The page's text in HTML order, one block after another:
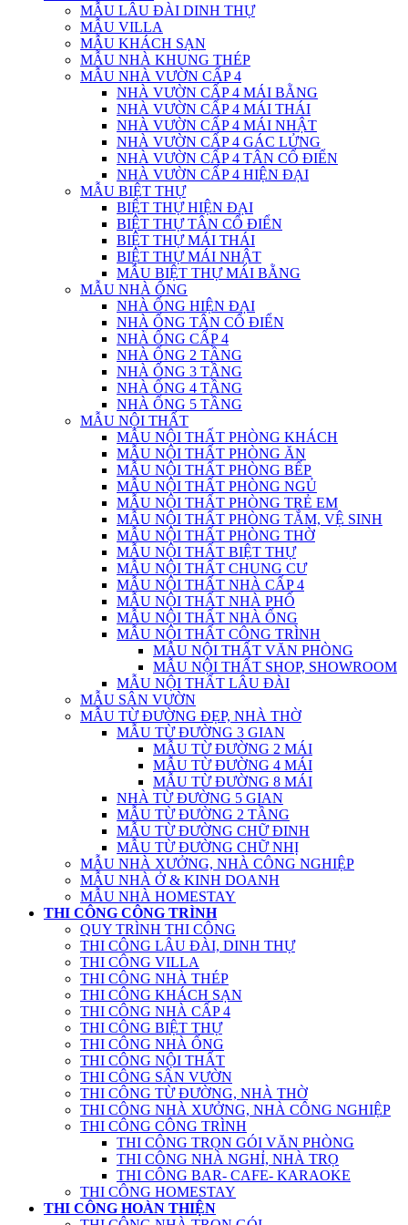
MẪU LÂU ĐÀI DINH THỰ
MẪU VILLA
MẪU KHÁCH SẠN
MẪU NHÀ KHUNG THÉP
MẪU NHÀ VƯỜN CẤP 4
NHÀ VƯỜN CẤP 4 MÁI BẰNG
NHÀ VƯỜN CẤP 4 MÁI THÁI
NHÀ VƯỜN CẤP 4 MÁI NHẬT
NHÀ VƯỜN CẤP 4 GÁC LỬNG
NHÀ VƯỜN CẤP 4 TÂN CỔ ĐIỂN
NHÀ VƯỜN CẤP 4 HIỆN ĐẠI
MẪU BIỆT THỰ
BIỆT THỰ HIỆN ĐẠI
BIỆT THỰ TÂN CỔ ĐIỂN
BIỆT THỰ MÁI THÁI
BIỆT THỰ MÁI NHẬT
MẪU BIỆT THỰ MÁI BẰNG
MẪU NHÀ ỐNG
NHÀ ỐNG HIỆN ĐẠI
NHÀ ỐNG TÂN CỔ ĐIỂN
NHÀ ỐNG CẤP 4
NHÀ ỐNG 2 TẦNG
NHÀ ỐNG 3 TẦNG
NHÀ ỐNG 4 TẦNG
NHÀ ỐNG 5 TẦNG
MẪU NỘI THẤT
MẪU NỘI THẤT PHÒNG KHÁCH
MẪU NỘI THẤT PHÒNG ĂN
MẪU NỘI THẤT PHÒNG BẾP
MẪU NỘI THẤT PHÒNG NGỦ
MẪU NỘI THẤT PHÒNG TRẺ EM
MẪU NỘI THẤT PHÒNG TẮM, VỆ SINH
MẪU NỘI THẤT PHÒNG THỜ
MẪU NỘI THẤT BIỆT THỰ
MẪU NỘI THẤT CHUNG CƯ
MẪU NỘI THẤT NHÀ CẤP 4
MẪU NỘI THẤT NHÀ PHỐ
MẪU NỘI THẤT NHÀ ỐNG
MẪU NỘI THẤT CÔNG TRÌNH
MẪU NỘI THẤT VĂN PHÒNG
MẪU NỘI THẤT SHOP, SHOWROOM
MẪU NỘI THẤT LÂU ĐÀI
MẪU SÂN VƯỜN
MẪU TỪ ĐƯỜNG ĐẸP, NHÀ THỜ
MẪU TỪ ĐƯỜNG 3 GIAN
MẪU TỪ ĐƯỜNG 2 MÁI
MẪU TỪ ĐƯỜNG 4 MÁI
MẪU TỪ ĐƯỜNG 8 MÁI
NHÀ TỪ ĐƯỜNG 5 GIAN
MẪU TỪ ĐƯỜNG 2 TẦNG
MẪU TỪ ĐƯỜNG CHỮ ĐINH
MẪU TỪ ĐƯỜNG CHỮ NHỊ
MẪU NHÀ XƯỞNG, NHÀ CÔNG NGHIỆP
MẪU NHÀ Ở & KINH DOANH
MẪU NHÀ HOMESTAY
THI CÔNG CÔNG TRÌNH
QUY TRÌNH THI CÔNG
THI CÔNG LÂU ĐÀI, DINH THỰ
THI CÔNG VILLA
THI CÔNG NHÀ THÉP
THI CÔNG KHÁCH SẠN
THI CÔNG NHÀ CẤP 4
THI CÔNG BIỆT THỰ
THI CÔNG NHÀ ỐNG
THI CÔNG NỘI THẤT
THI CÔNG SÂN VƯỜN
THI CÔNG TỪ ĐƯỜNG, NHÀ THỜ
THI CÔNG NHÀ XƯỞNG, NHÀ CÔNG NGHIỆP
THI CÔNG CÔNG TRÌNH
THI CÔNG TRỌN GÓI VĂN PHÒNG
THI CÔNG NHÀ NGHỈ, NHÀ TRỌ
THI CÔNG BAR- CAFE- KARAOKE
THI CÔNG HOMESTAY
THI CÔNG HOÀN THIỆN